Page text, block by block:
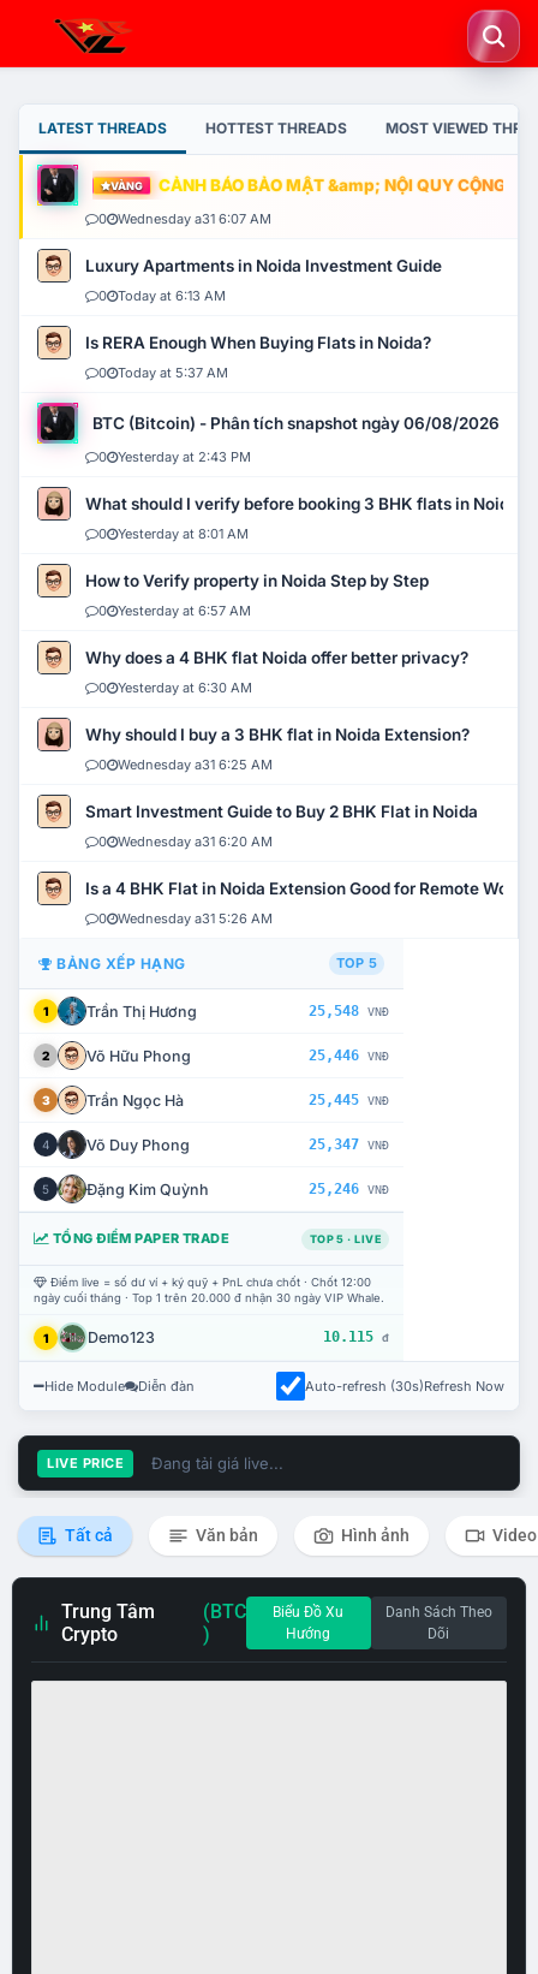
LATEST THREADS HOTTEST THREADS MOST VIEWED
VÀNG CẢNH BÁO BẢO MẬT &amp; NỘI QUY CỘNG
0 Wednesday a31 6:07 AM
Luxury Apartments in Noida Investment Guide
0 Today at 6:13 AM
Is RERA Enough When Buying Flats in Noida?
0 Today at 5:37 AM
BTC (Bitcoin) - Phân tích snapshot ngày 06/08/2026
0 Yesterday at 2:43 PM
What should I verify before booking 3 BHK flats in Noida?
0 Yesterday at 8:01 AM
How to Verify property in Noida Step by Step
0 Yesterday at 6:57 AM
Why does a 4 BHK flat Noida offer better privacy?
0 Yesterday at 6:30 AM
Why should I buy a 3 BHK flat in Noida Extension?
0 Wednesday a31 6:25 AM
Smart Investment Guide to Buy 2 BHK Flat in Noida
0 Wednesday a31 6:20 AM
Is a 4 BHK Flat in Noida Extension Good for Remote Work?
0 Wednesday a31 5:26 AM
BẢNG XẾP HẠNG TOP 5
1 Trần Thị Hương 25,548 VNĐ
2 Võ Hữu Phong 25,446 VNĐ
3 Trần Ngọc Hà 25,445 VNĐ
4 Võ Duy Phong 25,347 VNĐ
5 Đặng Kim Quỳnh 25,246 VNĐ
TỔNG ĐIỂM PAPER TRADE TOP 5 · LIVE
Điểm live = số dư ví + ký quỹ + PnL chưa chốt · Chốt 12:00
ngày cuối tháng · Top 1 trên 20.000 đ nhận 30 ngày VIP Whale.
1 Demo123 10.115 đ
Hide Module Diễn đàn Auto-refresh (30s)Refresh Now
LIVE PRICE Đang tải giá live...
Tất cả Văn bản Hình ảnh Video
Trung Tâm
Crypto
(BTC
)
Biểu Đồ Xu
Hướng
Danh Sách Theo
Dõi